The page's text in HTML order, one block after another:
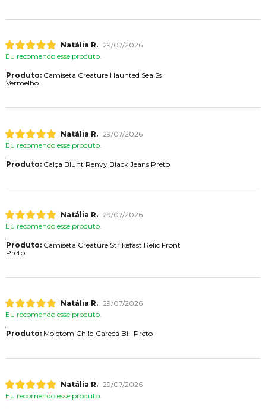
Natália R. 29/07/2026
Eu recomendo esse produto.
Produto:Camiseta Creature Haunted Sea Ss
Vermelho
Natália R. 29/07/2026
Eu recomendo esse produto.
Produto:Calça Blunt Renvy Black Jeans Preto
Natália R. 29/07/2026
Eu recomendo esse produto.
Produto:Camiseta Creature Strikefast Relic Front
Preto
Natália R. 29/07/2026
Eu recomendo esse produto.
Produto:Moletom Child Careca Bill Preto
Natália R. 29/07/2026
Eu recomendo esse produto.